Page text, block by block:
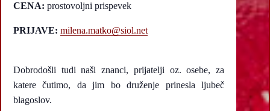
CENA: prostovoljni prispevek
PRIJAVE: milena.matko@siol.net
Dobrodošli tudi naši znanci, prijatelji oz. osebe, za
katere čutimo, da jim bo druženje prinesla ljubeč
blagoslov.